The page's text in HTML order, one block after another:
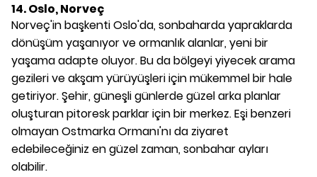
14. Oslo, Norveç
Norveç'in başkenti Oslo'da, sonbaharda yapraklarda
dönüşüm yaşanıyor ve ormanlık alanlar, yeni bir
yaşama adapte oluyor. Bu da bölgeyi yiyecek arama
gezileri ve akşam yürüyüşleri için mükemmel bir hale
getiriyor. Şehir, güneşli günlerde güzel arka planlar
oluşturan pitoresk parklar için bir merkez. Eşi benzeri
olmayan Ostmarka Ormanı'nı da ziyaret
edebileceğiniz en güzel zaman, sonbahar ayları
olabilir.